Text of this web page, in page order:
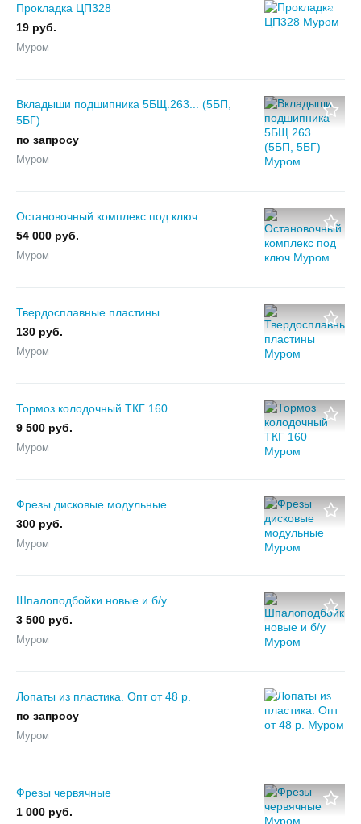
Прокладка ЦП328
19 руб.
Муром
Вкладыши подшипника 5БЩ.263... (5БП,
5БГ)
по запросу
Муром
Остановочный комплекс под ключ
54 000 руб.
Муром
Твердосплавные пластины
130 руб.
Муром
Тормоз колодочный ТКГ 160
9 500 руб.
Муром
Фрезы дисковые модульные
300 руб.
Муром
Шпалоподбойки новые и б/у
3 500 руб.
Муром
Лопаты из пластика. Опт от 48 р.
по запросу
Муром
Фрезы червячные
1 000 руб.